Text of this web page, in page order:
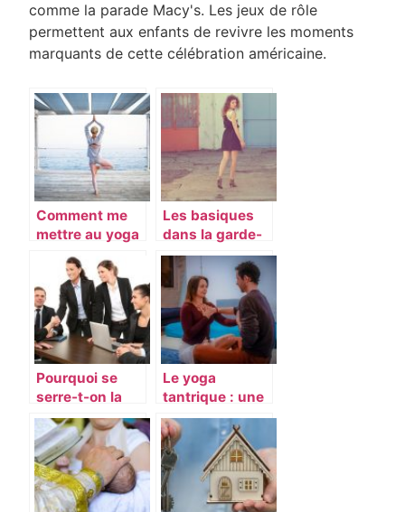
comme la parade Macy's. Les jeux de rôle
permettent aux enfants de revivre les moments
marquants de cette célébration américaine.
Comment me
mettre au yoga
Les basiques
dans la garde-
robe d’une
femme
Pourquoi se
serre-t-on la
main pour se
saluer?
Le yoga
tantrique : une
pratique qui
mêle érotisme
et méditation